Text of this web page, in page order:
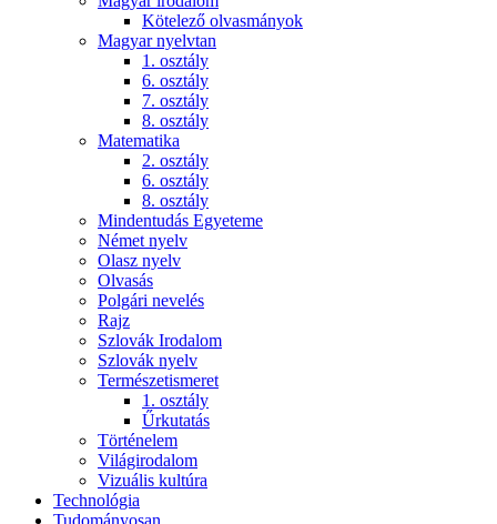
Kötelező olvasmányok
Magyar nyelvtan
1. osztály
6. osztály
7. osztály
8. osztály
Matematika
2. osztály
6. osztály
8. osztály
Mindentudás Egyeteme
Német nyelv
Olasz nyelv
Olvasás
Polgári nevelés
Rajz
Szlovák Irodalom
Szlovák nyelv
Természetismeret
1. osztály
Űrkutatás
Történelem
Világirodalom
Vizuális kultúra
Technológia
Tudományosan